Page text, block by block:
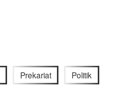
Prekariat Politik